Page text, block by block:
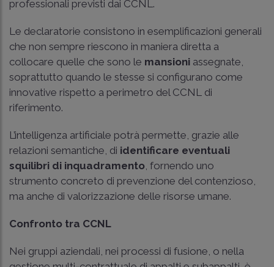
professionali previsti dai CCNL.
Le declaratorie consistono in esemplificazioni generali
che non sempre riescono in maniera diretta a
collocare quelle che sono le mansioni assegnate,
soprattutto quando le stesse si configurano come
innovative rispetto a perimetro del CCNL di
riferimento.
L’intelligenza artificiale potrà permette, grazie alle
relazioni semantiche, di identificare eventuali
squilibri di inquadramento , fornendo uno
strumento concreto di prevenzione del contenzioso,
ma anche di valorizzazione delle risorse umane.
Confronto tra CCNL
Nei gruppi aziendali, nei processi di fusione, o nella